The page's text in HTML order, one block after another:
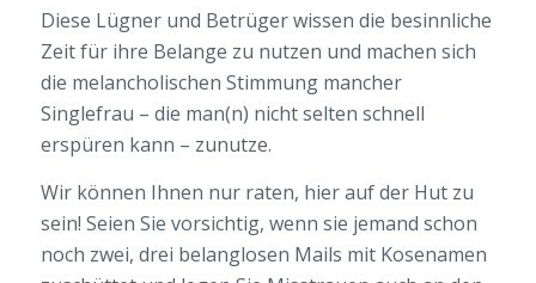
Diese Lügner und Betrüger wissen die besinnliche
Zeit für ihre Belange zu nutzen und machen sich
die melancholischen Stimmung mancher
Singlefrau – die man(n) nicht selten schnell
erspüren kann – zunutze.
Wir können Ihnen nur raten, hier auf der Hut zu
sein! Seien Sie vorsichtig, wenn sie jemand schon
noch zwei, drei belanglosen Mails mit Kosenamen